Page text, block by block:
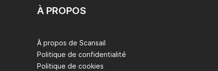
À PROPOS
À propos de Scansail
Politique de confidentialité
Politique de cookies